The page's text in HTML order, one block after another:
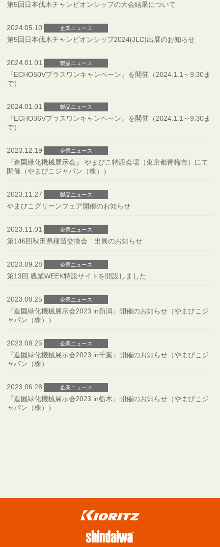
第5回日本伐木チャンピオンシップの大会結果について
2024.05.10 企業ニュース
第5回日本伐木チャンピオンシップ2024(JLC)出展のお知らせ
2024.01.01 製品ニュース
『ECHO50Vプラスワンキャンペーン』を開催（2024.1.1～9.30ま
で）
2024.01.01 製品ニュース
『ECHO36Vプラスワンキャンペーン』を開催（2024.1.1～9.30ま
で）
2023.12.19 企業ニュース
『造園緑化機械展示会』 やまびこ特設会場（東京都青梅市）にて
開催（やまびこジャパン（株））
2023.11.27 製品ニュース
やまびこグリーンフェア開催のお知らせ
2023.11.01 企業ニュース
第146回秋田県種苗交換会 出展のお知らせ
2023.09.28 企業ニュース
第13回 農業WEEK特設サイトを開設しました
2023.08.25 企業ニュース
『造園緑化機械展示会2023 in新潟』開催のお知らせ（やまびこジ
ャパン（株））
2023.08.25 企業ニュース
『造園緑化機械展示会2023 in千葉』開催のお知らせ（やまびこジ
ャパン（株）
2023.06.28 企業ニュース
『造園緑化機械展示会2023 in栃木』開催のお知らせ（やまびこジ
ャパン（株））